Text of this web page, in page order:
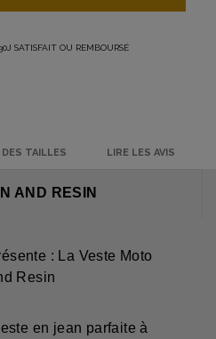
30J SATISFAIT OU REMBOURSÉ
DES TAILLES LIRE LES AVIS
AND RESIN
: La Veste Moto
Resin
en jean parfaite à